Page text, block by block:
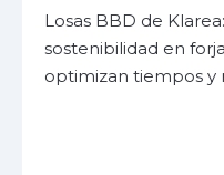
Losas BBD de
sostenibilidad en
optimizan tiempos y